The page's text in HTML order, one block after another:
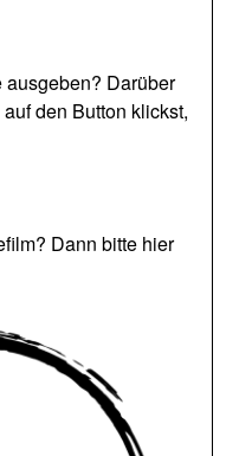
ausgeben? Darüber
den Button klickst,
Dann bitte hier